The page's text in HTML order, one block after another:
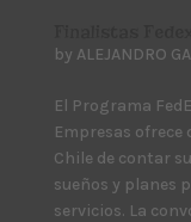
by ALEJANDRO
El Programa
Empresas ofrece
Chile de contar
sueños y planes
servicios. La